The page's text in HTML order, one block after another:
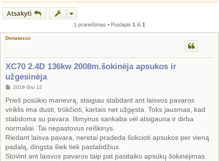
Atsakyti
1 pranešimas • Puslapis 1 iš 1
Donatasxc
XC70 2.4D 136kw 2008m.šokinėja apsukos ir
užgesinėja
S
a
n
d
r
t
n
ė
2018 Gru 12
Prieš posūkio manevrą, staigiau stabdant ant laisvos pavaros
viriklis ima dusti, trūkčioti, kartais net užgęsta. Toks jausmas, kad
stabdoma su pavara. Išmynus sankaba vėl atsigauna ir dirba
normaliai. Tai nepastovus reiškinys.
Riedant laisva pavara, neretai pradeda šokcioti apsukos per vieną
padalą, dingsta šiek tiek pastabdžius.
Stovint ant laisvos pavaros taip pat pasitaiko apsukų šokinėjimas.